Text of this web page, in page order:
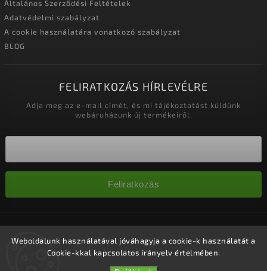
Weboldalunk használatával jóváhagyja a cookie-k használatát a
Cookie-kkal kapcsolatos irányelv értelmében.
Általános Szerződési Feltételek
Adatvédelmi szabályzat
A cookie használatára vonatkozó szabályzat
BLOG
FELIRATKOZÁS HÍRLEVÉLRE
Adja meg az e-mail címét, és mi tájékoztatást küldünk
webáruházunk új termékeiről.
Feliratkozás
fenntartva.
Süti beállítások szerkesztése